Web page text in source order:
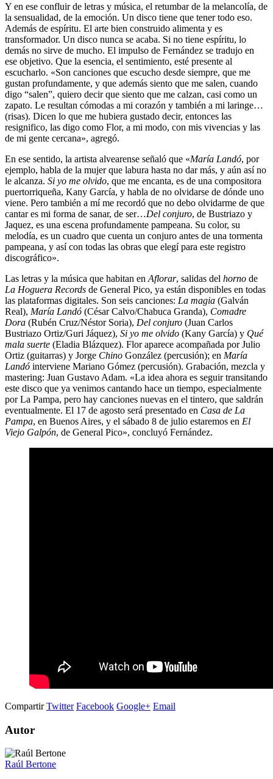
Y en ese confluir de letras y música, el retumbar de la melancolía, de
la sensualidad, de la emoción. Un disco tiene que tener todo eso.
Además de espíritu. El arte bien construido alimenta y es
transformador. Un disco nunca se acaba. Si no tiene espíritu, lo
demás no sirve de mucho. El impulso de Fernández se tradujo en
ese objetivo. Que la esencia, el sentimiento, esté presente al
escucharlo. «Son canciones que escucho desde siempre, que me
gustan profundamente, y que además siento que me salen, cuando
digo “salen”, quiero decir que siento que me calzan, casi como un
zapato. Le resultan cómodas a mi corazón y también a mi laringe…
(risas). Dicen lo que me hubiera gustado decir, entonces las
resignifico, las digo como Flor, a mi modo, con mis vivencias y las
de mi gente cercana», agregó.
En ese sentido, la artista alvearense señaló que «María Landó, por
ejemplo, habla de la mujer que labura hasta no dar más, y aún así no
le alcanza. Si yo me olvido, que me encanta, es de una compositora
puertorriqueña, Kany García, y habla de no olvidarse de dónde uno
viene. Pero también a mí me recordó que no debo olvidarme de que
cantar es mi forma de sanar, de ser…Del conjuro, de Bustriazo y
Jaquez, es una escena profundamente pampeana. Su color, su
melodía, es un cuadro que cuenta un conjuro antes de una tormenta
pampeana, y así con todas las obras que elegí para este registro
discográfico».
Las letras y la música que habitan en Aflorar, salidas del horno de
La Hoguera Records de General Pico, ya están disponibles en todas
las plataformas digitales. Son seis canciones: La magia (Galván
Real), María Landó (César Calvo/Chabuca Granda), Comadre
Dora (Rubén Cruz/Néstor Soria), Del conjuro (Juan Carlos
Bustriazo Ortiz/Guri Jáquez), Si yo me olvido (Kany García) y Qué
mala suerte (Eladia Blázquez). Flor aparece acompañada por Julio
Ortiz (guitarras) y Jorge Chino González (percusión); en María
Landó interviene Mariano Gómez (percusión). Grabación, mezcla y
mastering: Juan Gustavo Adam. «La idea ahora es seguir transitando
este disco que ya venimos cantando hace un tiempo, especialmente
por La Pampa, pero hay canciones nuevas en el tintero, que saldrán
eventualmente. El 17 de agosto será presentado en Casa de La
Pampa, en Buenos Aires, y el sábado 8 de julio estaremos en El
Viejo Galpón, de General Pico», concluyó Fernández.
Compartir Twitter Facebook Google+ Email
Autor
Raúl Bertone